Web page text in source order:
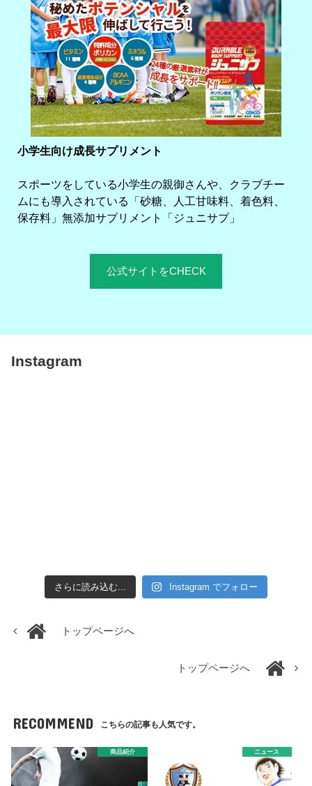
小学生向け成長サプリメント
スポーツをしている小学生の親御さんや、クラブチー
ムにも導入されている「砂糖、人工甘味料、着色料、
保存料」無添加サプリメント「ジュニサプ」
公式サイトをCHECK
Instagram
さらに読み込む... Instagram でフォロー
トップページへ
トップページへ
RECOMMEND こちらの記事も人気です。
商品紹介 ニュース